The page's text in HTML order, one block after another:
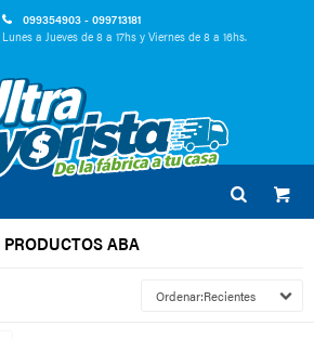
099354903 - 099713181
a Jueves de 8 a 17hs y Viernes de 8 a 16hs.
PRODUCTOS ABA
Recientes